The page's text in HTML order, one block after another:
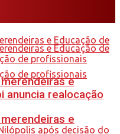
e
e
anuncia realocação